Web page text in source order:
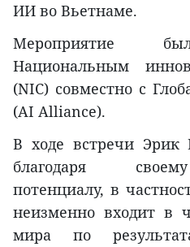
ИИ во Вьетнаме.
Мероприятие
Национальным
(NIC) совместно с
(AI Alliance).
В ходе встречи
благодаря
потенциалу, в
неизменно входит в
мира по